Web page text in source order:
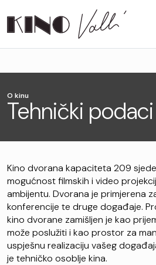
O kinu
Tehnički podaci
Kino dvorana kapaciteta 209
mogućnost filmskih i video
ambijentu. Dvorana je primjerena
konferencije te druge događaje.
kino dvorane zamišljen je kao
može poslužiti i kao prostor za
uspješnu realizaciju vašeg
je tehničko osoblje kina.